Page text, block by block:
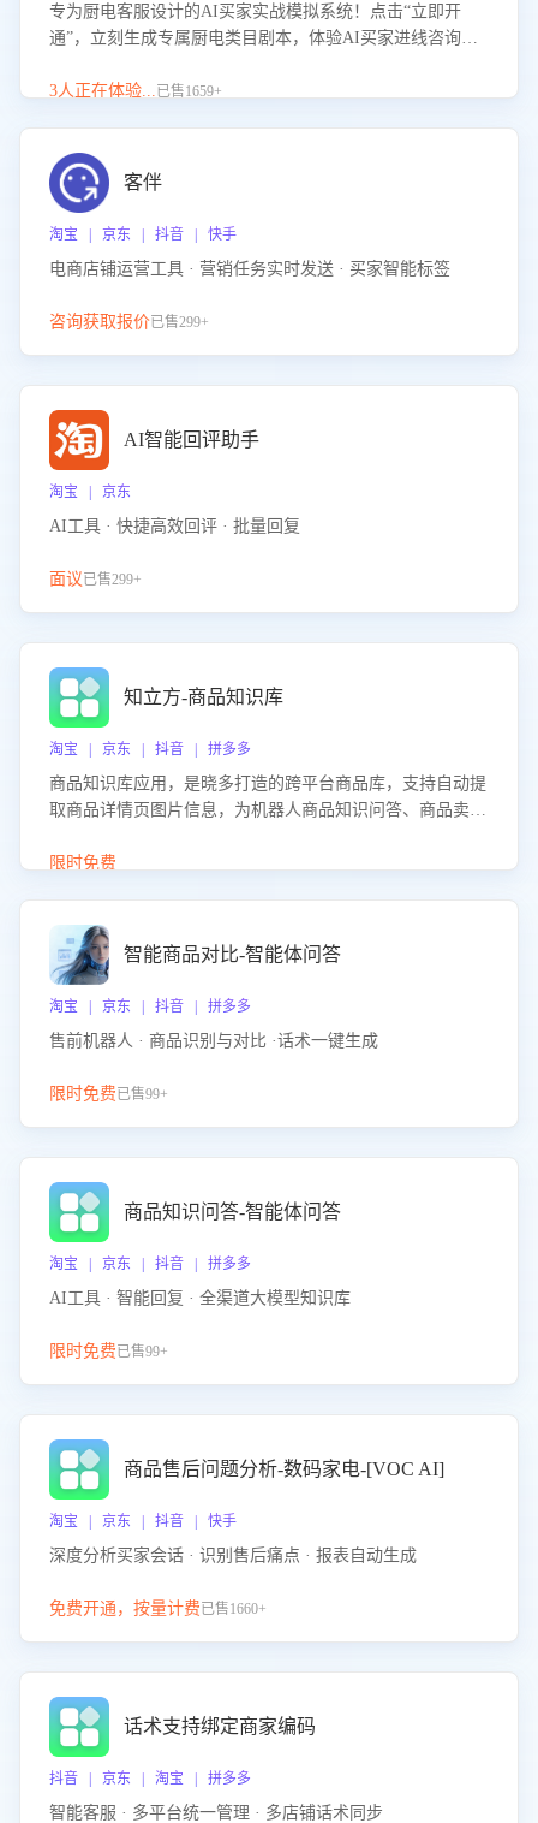
专为厨电客服设计的AI买家实战模拟系统！点击“立即开
通”，立刻生成专属厨电类目剧本，体验AI买家进线咨询真
实场景应对技巧！
3人正在体验...已售1659+
客伴
淘宝 | 京东 | 抖音 | 快手
电商店铺运营工具 · 营销任务实时发送 · 买家智能标签
咨询获取报价已售299+
AI智能回评助手
淘宝 | 京东
AI工具 · 快捷高效回评 · 批量回复
面议已售299+
知立方-商品知识库
淘宝 | 京东 | 抖音 | 拼多多
商品知识库应用，是晓多打造的跨平台商品库，支持自动提
取商品详情页图片信息，为机器人商品知识问答、商品卖点
限时免费
智能商品对比-智能体问答
淘宝 | 京东 | 抖音 | 拼多多
售前机器人 · 商品识别与对比 ·话术一键生成
限时免费已售99+
商品知识问答-智能体问答
淘宝 | 京东 | 抖音 | 拼多多
AI工具 · 智能回复 · 全渠道大模型知识库
限时免费已售99+
商品售后问题分析-数码家电-[VOC AI]
淘宝 | 京东 | 抖音 | 快手
深度分析买家会话 · 识别售后痛点 · 报表自动生成
免费开通，按量计费已售1660+
话术支持绑定商家编码
抖音 | 京东 | 淘宝 | 拼多多
智能客服 · 多平台统一管理 · 多店铺话术同步